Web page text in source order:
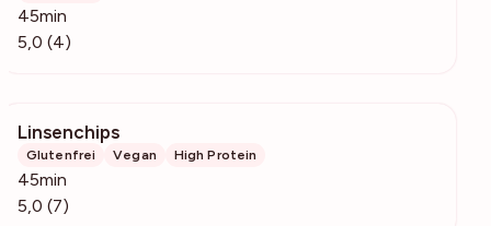
45min
5,0 (4)
Linsenchips
Glutenfrei Vegan High Protein
45min
5,0 (7)